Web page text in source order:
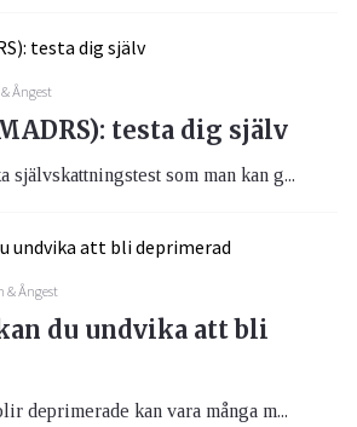
Ångest
testa dig själv
självskattningstest som man kan g...
& Ångest
du undvika att bli
deprimerade kan vara många m...